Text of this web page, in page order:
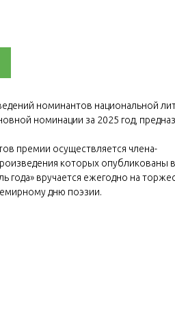
номинантов национальной
номинации за 2025 год,
премии осуществляется члена-
которых опубликованы
года» вручается ежегодно на
дню поэзии.